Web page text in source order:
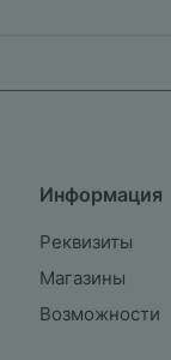
Информация
Реквизиты
Магазины
Возможности